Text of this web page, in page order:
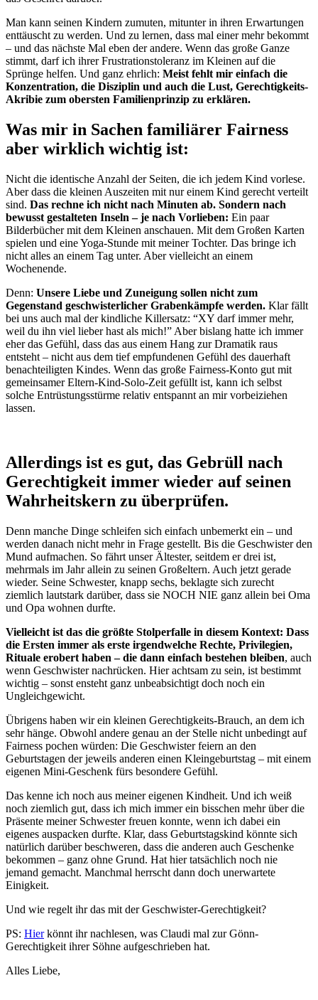
Man kann seinen Kindern zumuten, mitunter in ihren Erwartungen
enttäuscht zu werden. Und zu lernen, dass mal einer mehr bekommt
– und das nächste Mal eben der andere. Wenn das große Ganze
stimmt, darf ich ihrer Frustrationstoleranz im Kleinen auf die
Sprünge helfen. Und ganz ehrlich: Meist fehlt mir einfach die
Konzentration, die Disziplin und auch die Lust, Gerechtigkeits-
Akribie zum obersten Familienprinzip zu erklären.
Was mir in Sachen familiärer Fairness
aber wirklich wichtig ist:
Nicht die identische Anzahl der Seiten, die ich jedem Kind vorlese.
Aber dass die kleinen Auszeiten mit nur einem Kind gerecht verteilt
sind. Das rechne ich nicht nach Minuten ab. Sondern nach
bewusst gestalteten Inseln – je nach Vorlieben: Ein paar
Bilderbücher mit dem Kleinen anschauen. Mit dem Großen Karten
spielen und eine Yoga-Stunde mit meiner Tochter. Das bringe ich
nicht alles an einem Tag unter. Aber vielleicht an einem
Wochenende.
Denn: Unsere Liebe und Zuneigung sollen nicht zum
Gegenstand geschwisterlicher Grabenkämpfe werden. Klar fällt
bei uns auch mal der kindliche Killersatz: “XY darf immer mehr,
weil du ihn viel lieber hast als mich!” Aber bislang hatte ich immer
eher das Gefühl, dass das aus einem Hang zur Dramatik raus
entsteht – nicht aus dem tief empfundenen Gefühl des dauerhaft
benachteiligten Kindes. Wenn das große Fairness-Konto gut mit
gemeinsamer Eltern-Kind-Solo-Zeit gefüllt ist, kann ich selbst
solche Entrüstungsstürme relativ entspannt an mir vorbeiziehen
lassen.
Allerdings ist es gut, das Gebrüll nach
Gerechtigkeit immer wieder auf seinen
Wahrheitskern zu überprüfen.
Denn manche Dinge schleifen sich einfach unbemerkt ein – und
werden danach nicht mehr in Frage gestellt. Bis die Geschwister den
Mund aufmachen. So fährt unser Ältester, seitdem er drei ist,
mehrmals im Jahr allein zu seinen Großeltern. Auch jetzt gerade
wieder. Seine Schwester, knapp sechs, beklagte sich zurecht
ziemlich lautstark darüber, dass sie NOCH NIE ganz allein bei Oma
und Opa wohnen durfte.
Vielleicht ist das die größte Stolperfalle in diesem Kontext: Dass
die Ersten immer als erste irgendwelche Rechte, Privilegien,
Rituale erobert haben – die dann einfach bestehen bleiben, auch
wenn Geschwister nachrücken. Hier achtsam zu sein, ist bestimmt
wichtig – sonst ensteht ganz unbeabsichtigt doch noch ein
Ungleichgewicht.
Übrigens haben wir ein kleinen Gerechtigkeits-Brauch, an dem ich
sehr hänge. Obwohl andere genau an der Stelle nicht unbedingt auf
Fairness pochen würden: Die Geschwister feiern an den
Geburtstagen der jeweils anderen einen Kleingeburtstag – mit einem
eigenen Mini-Geschenk fürs besondere Gefühl.
Das kenne ich noch aus meiner eigenen Kindheit. Und ich weiß
noch ziemlich gut, dass ich mich immer ein bisschen mehr über die
Präsente meiner Schwester freuen konnte, wenn ich dabei ein
eigenes auspacken durfte. Klar, dass Geburtstagskind könnte sich
natürlich darüber beschweren, dass die anderen auch Geschenke
bekommen – ganz ohne Grund. Hat hier tatsächlich noch nie
jemand gemacht. Manchmal herrscht dann doch unerwartete
Einigkeit.
Und wie regelt ihr das mit der Geschwister-Gerechtigkeit?
PS: Hierkönnt ihr nachlesen, was Claudi mal zur Gönn-
Gerechtigkeit ihrer Söhne aufgeschrieben hat.
Alles Liebe,